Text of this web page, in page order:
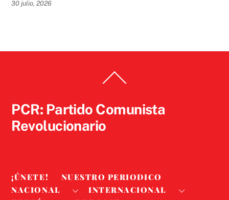
30 julio, 2026
To
PCR: Partido Comunista
Revolucionario
¡ÚNETE!
NUESTRO PERIODICO
NACIONAL
INTERNACIONAL